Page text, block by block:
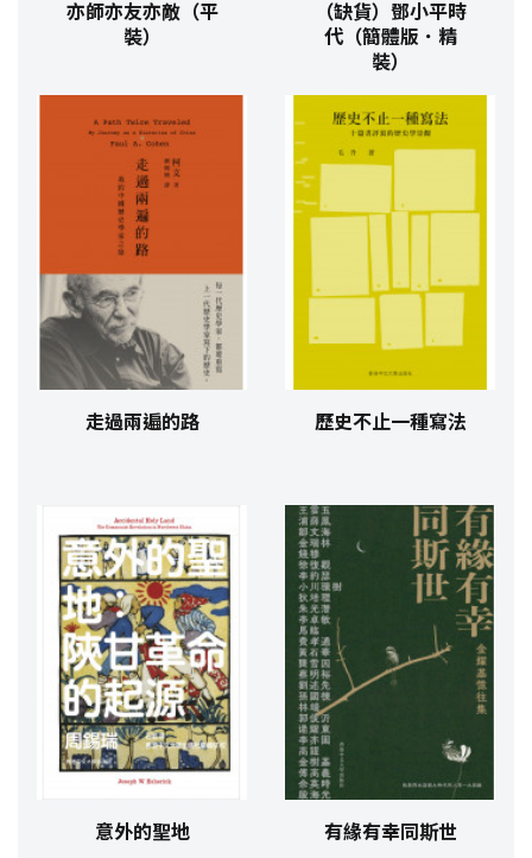
亦師亦友亦敵（平
裝）
（缺貨）鄧小平時
代（簡體版．精
裝）
走過兩遍的路 歷史不止一種寫法
意外的聖地 有緣有幸同斯世